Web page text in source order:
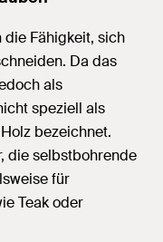
die Fähigkeit, sich
Da das
als
speziell als
bezeichnet.
die selbstbohrende
für
Teak oder